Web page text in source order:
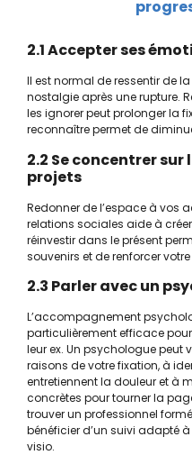
2.1 Accepter ses
Il est normal de ressentir de
nostalgie après une rupture.
les ignorer peut prolonger la
reconnaître permet de
2.2 Se concentrer
projets
Redonner de l’espace à vos
relations sociales aide à
réinvestir dans le présent
souvenirs et de renforcer
2.3 Parler avec un
L’accompagnement
particulièrement efficace
leur ex. Un psychologue peut
raisons de votre fixation, à
entretiennent la douleur et à
concrètes pour tourner la
trouver un professionnel
bénéficier d’un suivi adapté
visio.